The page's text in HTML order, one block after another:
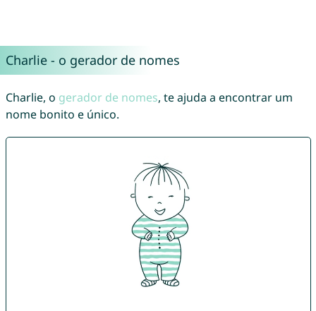
Charlie - o gerador de nomes
Charlie, o gerador de nomes, te ajuda a encontrar um
nome bonito e único.